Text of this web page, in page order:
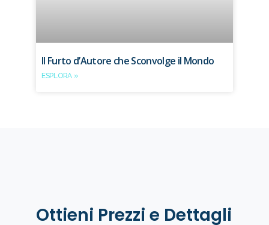
Il Furto d’Autore che Sconvolge il Mondo
ESPLORA »
Ottieni Prezzi e Dettagli